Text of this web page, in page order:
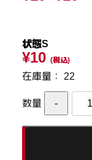
状態S
¥10 (税込)
在庫量： 22
数量